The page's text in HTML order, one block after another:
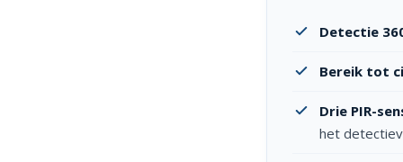
Detectie
Bereik tot
Drie PIR-
het